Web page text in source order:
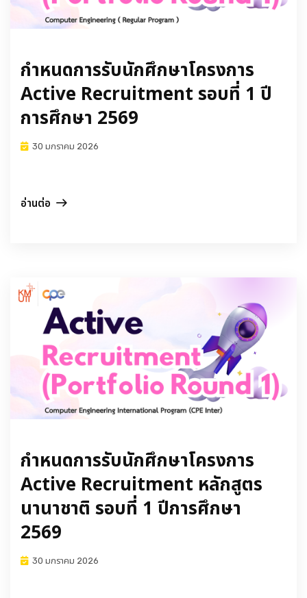
กำหนดการรับนักศึกษาโครงการ
Active Recruitment รอบที่ 1 ปี
การศึกษา 2569
30 มกราคม 2026
อ่านต่อ
กำหนดการรับนักศึกษาโครงการ
Active Recruitment หลักสูตร
นานาชาติ รอบที่ 1 ปีการศึกษา
2569
30 มกราคม 2026